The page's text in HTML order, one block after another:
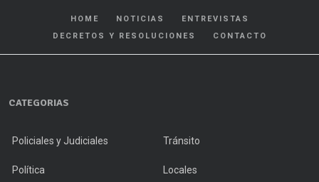
HOME NOTICIAS
ENTREVISTAS
DECRETOS Y RESOLUCIONES
CONTACTO
CATEGORIAS
Policiales y Judiciales Tránsito
Política Locales